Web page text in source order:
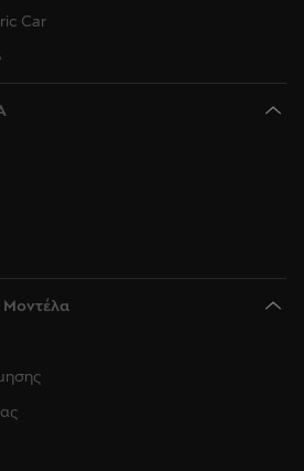
Car
Μοντέλα